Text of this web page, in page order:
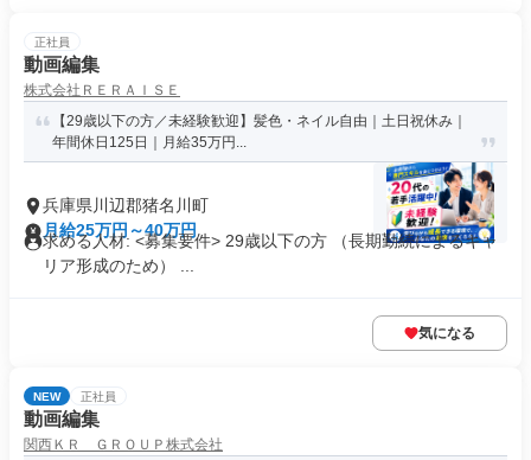
正社員
動画編集
株式会社ＲＥＲＡＩＳＥ
【29歳以下の方／未経験歓迎】髪色・ネイル自由｜土日祝休み｜
年間休日125日｜月給35万円...
兵庫県川辺郡猪名川町
月給25万円～40万円
求める人材: <募集要件> 29歳以下の方 （長期勤続によるキャ
リア形成のため） ...
気になる
NEW 正社員
動画編集
関西ＫＲ ＧＲＯＵＰ株式会社